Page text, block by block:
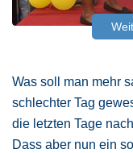
Was soll man mehr
schlechter Tag
die letzten Tage
Dass aber nun ein